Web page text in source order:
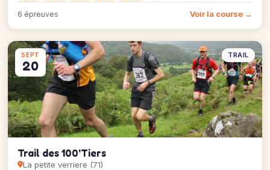
6 épreuves Voir la course →
SEPT
20
TRAIL
Trail des 100'Tiers
La petite verriere (71)